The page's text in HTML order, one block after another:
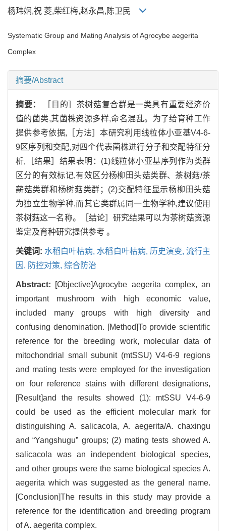
杨玮娴,祝 菱,柴红梅,赵永昌,陈卫民
Systematic Group and Mating Analysis of Agrocybe aegerita
Complex
摘要/Abstract
摘要：
［目的］茶树菇复合群是一类具有重要经济价
值的菌类,其菌株资源多样,命名混乱。为了给育种工作
提供参考依据,［方法］本研究利用线粒体小亚基V4-6-
9区序列和交配,对四个代表菌株进行分子和交配特征分
析,［结果］结果表明：(1)线粒体小亚基序列作为类群
区分的有效标记,有效区分杨柳田头菇类群、茶树菇/茶
薪菇类群和杨树菇类群；(2)交配特征显示杨柳田头菇
为独立生物学种,而其它类群属同一生物学种,建议使用
茶树菇这一名称。［结论］研究结果可以为茶树菇资源
鉴定及育种研究提供参考 。
关键词: 水稻白叶枯病, 水稻白叶枯病, 历史演变, 流行主
因, 防控对策, 综合防治
Abstract:
[Objective]Agrocybe aegerita complex, an
important mushroom with high economic value,
included many groups with high diversity and
confusing denomination. [Method]To provide scientific
reference for the breeding work, molecular data of
mitochondrial small subunit (mtSSU) V4-6-9 regions
and mating tests were employed for the investigation
on four reference stains with different designations,
[Result]and the results showed (1): mtSSU V4-6-9
could be used as the efficient molecular mark for
distinguishing A. salicacola, A. aegerita/A. chaxingu
and “Yangshugu” groups; (2) mating tests showed A.
salicacola was an independent biological species,
and other groups were the same biological species A.
aegerita which was suggested as the general name.
[Conclusion]The results in this study may provide a
reference for the identification and breeding program
of A. aegerita complex.